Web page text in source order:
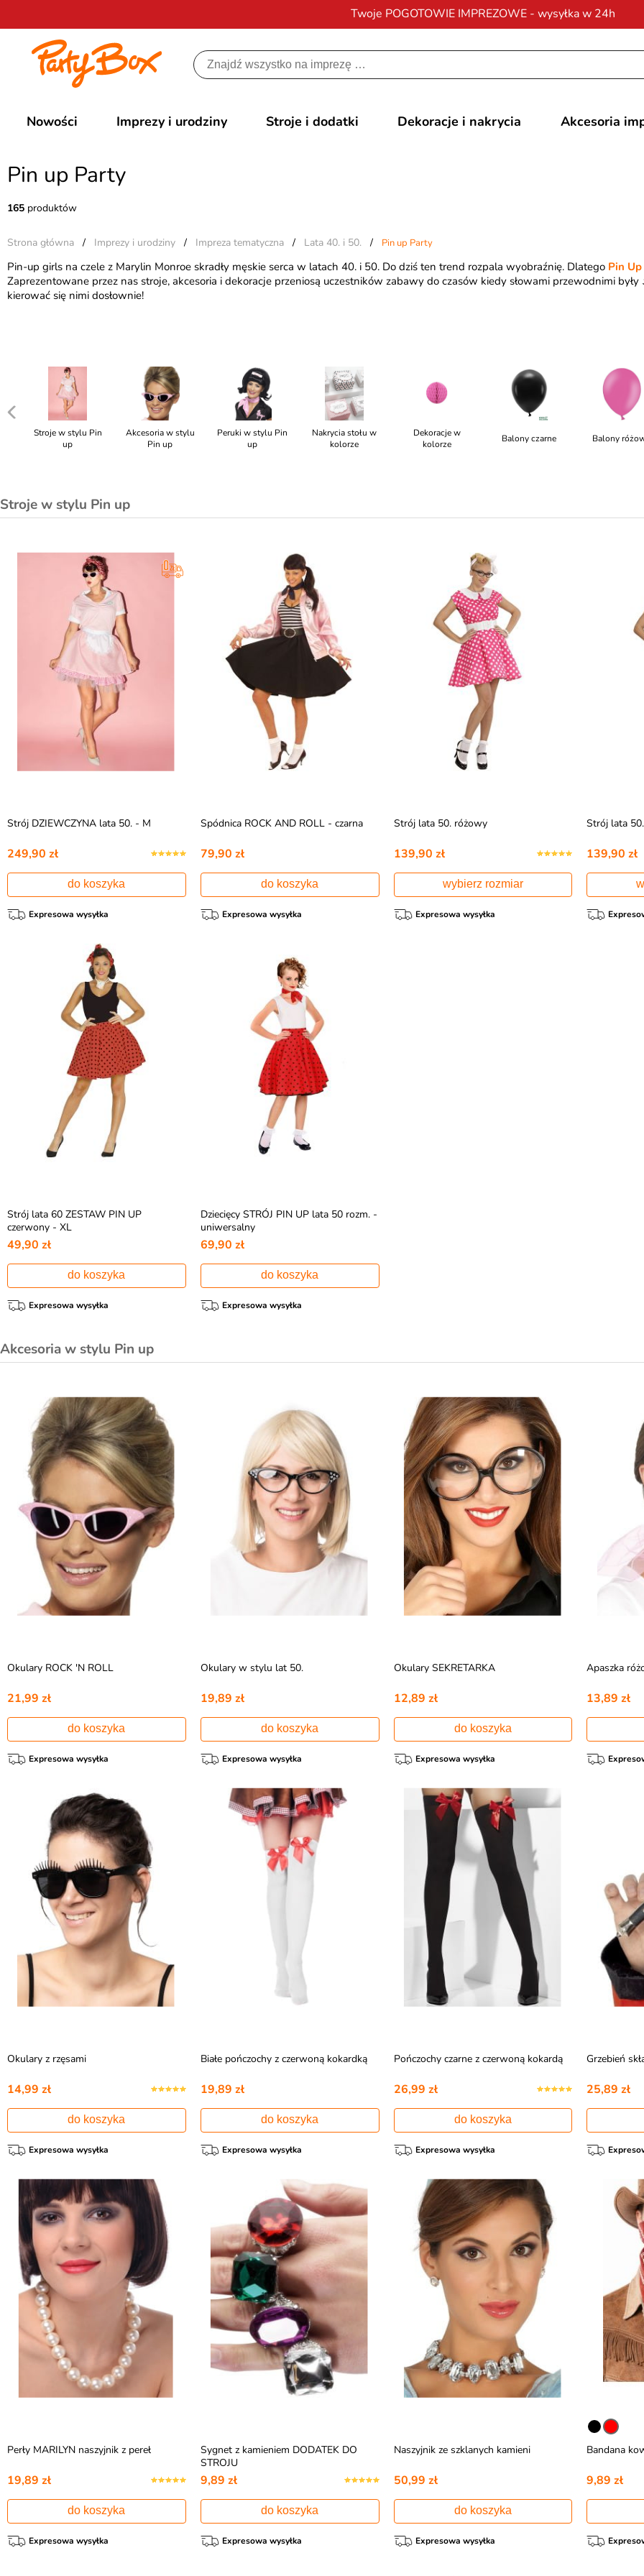
Twoje POGOTOWIE IMPREZOWE - wysyłka w 24h
Darmowa dostawana zamówienia od 200 zł
Nowości Imprezy i urodziny Stroje i dodatki Dekoracje i nakrycia Akcesoria
Pin up Party
165 produktów
Strona główna / Imprezy i urodziny / Impreza tematyczna / Lata 40. i 50. / Pin up Party
Pin-up girls na czele z Marylin Monroe skradły męskie serca w latach 40. i 50. Do dziś ten trend rozpala wyobraźnię. Dlatego Pin
Zaprezentowane przez nas stroje, akcesoria i dekoracje przeniosą uczestników zabawy do czasów kiedy słowami przewodnimi były
kierować się nimi dosłownie!
Stroje w stylu Pin
up
Akcesoria w stylu
Pin up
Peruki w stylu Pin
up
Nakrycia stołu w
kolorze
Dekoracje w
kolorze
Balony czarne Balony
Stroje w stylu Pin up
Strój DZIEWCZYNA lata 50. - M
249,90 zł
do koszyka
Expresowa wysyłka
Spódnica ROCK AND ROLL - czarna
79,90 zł
do koszyka
Expresowa wysyłka
Strój lata 50. różowy
139,90 zł
wybierz rozmiar
Expresowa wysyłka
Strój lata
139,90 zł
Strój lata 60 ZESTAW PIN UP
czerwony - XL
49,90 zł
do koszyka
Expresowa wysyłka
Dziecięcy STRÓJ PIN UP lata 50 rozm. -
uniwersalny
69,90 zł
do koszyka
Expresowa wysyłka
Akcesoria w stylu Pin up
Okulary ROCK 'N ROLL
21,99 zł
do koszyka
Expresowa wysyłka
Okulary w stylu lat 50.
19,89 zł
do koszyka
Expresowa wysyłka
Okulary SEKRETARKA
12,89 zł
do koszyka
Expresowa wysyłka
Apaszka
13,89 zł
Okulary z rzęsami
14,99 zł
do koszyka
Expresowa wysyłka
Białe pończochy z czerwoną kokardką
19,89 zł
do koszyka
Expresowa wysyłka
Pończochy czarne z czerwoną kokardą
26,99 zł
do koszyka
Expresowa wysyłka
Grzebień
25,89 zł
Perły MARILYN naszyjnik z pereł
19,89 zł
do koszyka
Expresowa wysyłka
Sygnet z kamieniem DODATEK DO
STROJU
9,89 zł
do koszyka
Expresowa wysyłka
Naszyjnik ze szklanych kamieni
50,99 zł
do koszyka
Expresowa wysyłka
Bandana
9,89 zł